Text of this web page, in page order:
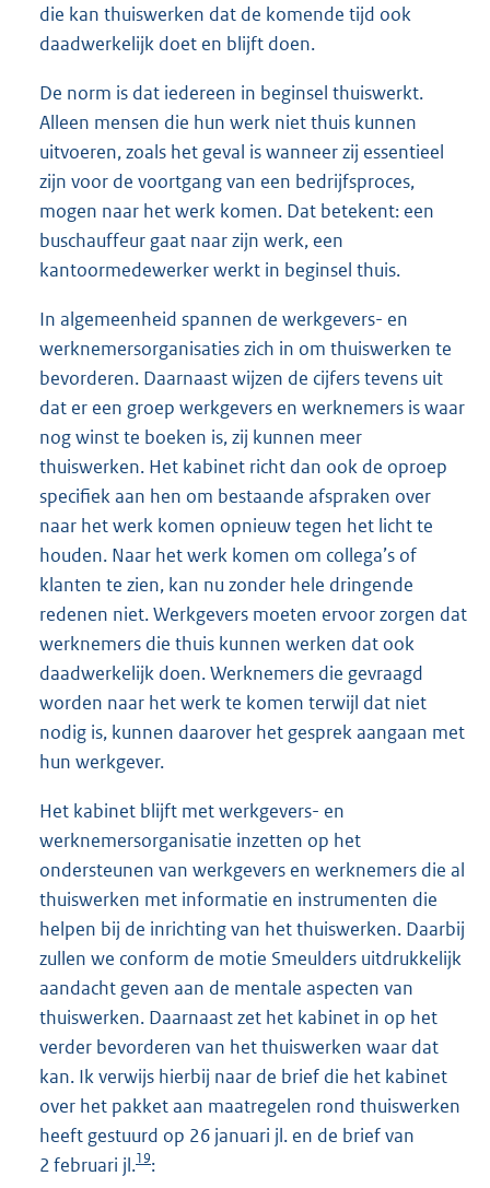
die kan thuiswerken dat de komende tijd ook
daadwerkelijk doet en blijft doen.
De norm is dat iedereen in beginsel thuiswerkt.
Alleen mensen die hun werk niet thuis kunnen
uitvoeren, zoals het geval is wanneer zij essentieel
zijn voor de voortgang van een bedrijfsproces,
mogen naar het werk komen. Dat betekent: een
buschauffeur gaat naar zijn werk, een
kantoormedewerker werkt in beginsel thuis.
In algemeenheid spannen de werkgevers- en
werknemersorganisaties zich in om thuiswerken te
bevorderen. Daarnaast wijzen de cijfers tevens uit
dat er een groep werkgevers en werknemers is waar
nog winst te boeken is, zij kunnen meer
thuiswerken. Het kabinet richt dan ook de oproep
specifiek aan hen om bestaande afspraken over
naar het werk komen opnieuw tegen het licht te
houden. Naar het werk komen om collega’s of
klanten te zien, kan nu zonder hele dringende
redenen niet. Werkgevers moeten ervoor zorgen dat
werknemers die thuis kunnen werken dat ook
daadwerkelijk doen. Werknemers die gevraagd
worden naar het werk te komen terwijl dat niet
nodig is, kunnen daarover het gesprek aangaan met
hun werkgever.
Het kabinet blijft met werkgevers- en
werknemersorganisatie inzetten op het
ondersteunen van werkgevers en werknemers die al
thuiswerken met informatie en instrumenten die
helpen bij de inrichting van het thuiswerken. Daarbij
zullen we conform de motie Smeulders uitdrukkelijk
aandacht geven aan de mentale aspecten van
thuiswerken. Daarnaast zet het kabinet in op het
verder bevorderen van het thuiswerken waar dat
kan. Ik verwijs hierbij naar de brief die het kabinet
over het pakket aan maatregelen rond thuiswerken
heeft gestuurd op 26 januari jl. en de brief van
2 februari jl.19: